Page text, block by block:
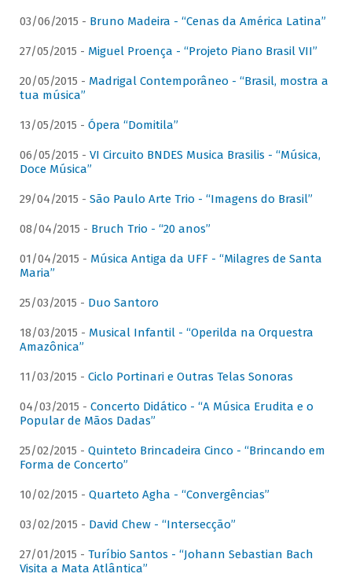
03/06/2015 - Bruno Madeira - “Cenas da América Latina”
27/05/2015 - Miguel Proença - “Projeto Piano Brasil VII”
20/05/2015 - Madrigal Contemporâneo - “Brasil, mostra a
tua música”
13/05/2015 - Ópera “Domitila”
06/05/2015 - VI Circuito BNDES Musica Brasilis - “Música,
Doce Música”
29/04/2015 - São Paulo Arte Trio - “Imagens do Brasil”
08/04/2015 - Bruch Trio - “20 anos”
01/04/2015 - Música Antiga da UFF - “Milagres de Santa
Maria”
25/03/2015 - Duo Santoro
18/03/2015 - Musical Infantil - “Operilda na Orquestra
Amazônica”
11/03/2015 - Ciclo Portinari e Outras Telas Sonoras
04/03/2015 - Concerto Didático - “A Música Erudita e o
Popular de Mãos Dadas”
25/02/2015 - Quinteto Brincadeira Cinco - “Brincando em
Forma de Concerto”
10/02/2015 - Quarteto Agha - “Convergências”
03/02/2015 - David Chew - “Intersecção”
27/01/2015 - Turíbio Santos - “Johann Sebastian Bach
Visita a Mata Atlântica”